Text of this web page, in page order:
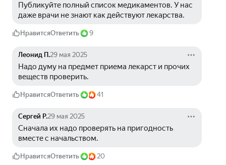
Публикуйте полный список медикаментов. У нас
даже врачи не знают как действуют лекарства.
НравитсяОтветить 9
Леонид П.29 мая 2025
Надо думу на предмет приема лекарст и прочих
веществ проверить.
НравитсяОтветить 41
Сергей Р.29 мая 2025
Сначала их надо проверять на пригодность
вместе с начальством.
НравитсяОтветить 20